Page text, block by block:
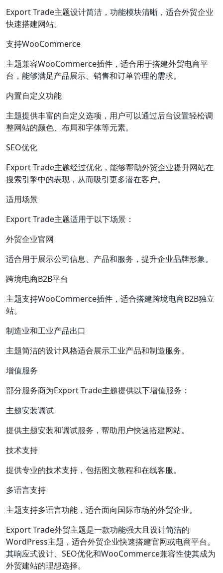
Export Trade主题设计简洁，功能模块清晰，适合外贸企业
快速搭建网站。
支持WooCommerce
主题兼容WooCommerce插件，适合用于搭建外贸电商平
台，能够满足产品展示、销售和订单管理的需求。
内置自定义功能
主题提供丰富的自定义选项，用户可以通过后台设置轻松调
整网站的颜色、布局和字体等元素。
SEO优化
Export Trade主题经过优化，能够帮助外贸企业提升网站在
搜索引擎中的表现，从而吸引更多潜在客户。
适用场景
Export Trade主题适用于以下场景：
外贸企业官网
适合用于展示公司信息、产品和服务，提升企业品牌形象。
跨境电商B2B平台
主题支持WooCommerce插件，适合搭建跨境电商B2B独立
站。
制造业和工业产品出口
主题简洁的设计风格适合展示工业产品和制造服务。
增值服务
部分服务商为Export Trade主题提供以下增值服务：
主题安装调试
提供主题安装和调试服务，帮助用户快速搭建网站。
技术支持
提供专业的技术支持，包括图文教程和在线客服。
多语言支持
主题支持多语言功能，适合面向国际市场的外贸企业。
Export Trade外贸主题是一款功能强大且设计简洁的
WordPress主题，适合外贸企业快速搭建官网或电商平台。
其响应式设计、SEO优化和WooCommerce兼容性使其成为
外贸建站的理想选择。